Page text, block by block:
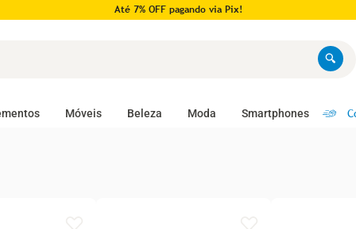
Pague em até 10x no cartão!
Móveis Beleza Moda Smartphones